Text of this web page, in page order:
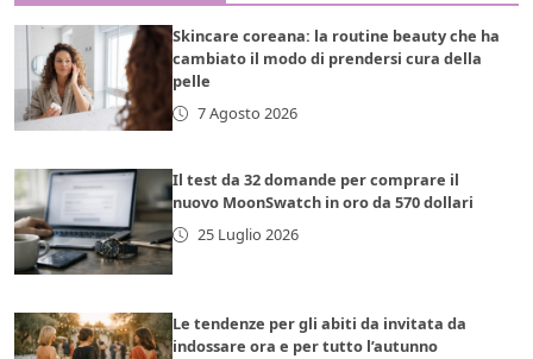
Skincare coreana: la routine beauty che ha
cambiato il modo di prendersi cura della
pelle
7 Agosto 2026
Il test da 32 domande per comprare il
nuovo MoonSwatch in oro da 570 dollari
25 Luglio 2026
Le tendenze per gli abiti da invitata da
indossare ora e per tutto l’autunno